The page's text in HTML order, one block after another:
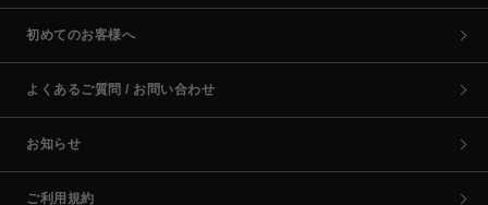
初めてのお客様へ
よくあるご質問 / お問い合わせ
お知らせ
ご利用規約